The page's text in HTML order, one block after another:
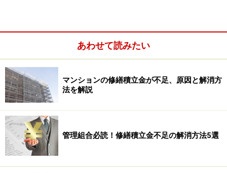
あわせて読みたい
マンションの修繕積立金が不足、原因と解消方
法を解説
管理組合必読！修繕積立金不足の解消方法5選